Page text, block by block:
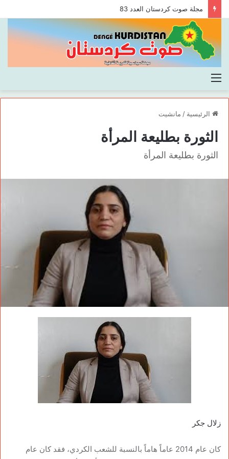
مجلة صوت كردستان العدد 83
القائمة
الرئيسية / مانشيت
الثورة بطليعة المرأة
الثورة بطليعة المرأة
زلال جكر
كان عام 2014 عاماً هاماً بالنسبة للشعب الكردي، فقد كان عام